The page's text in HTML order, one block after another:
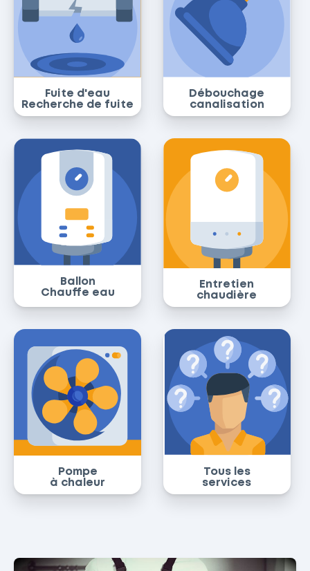
Fuite d'eau
Recherche de fuite
Débouchage
canalisation
Ballon
Chauffe eau
Entretien
chaudière
Pompe
à chaleur
Tous les
services